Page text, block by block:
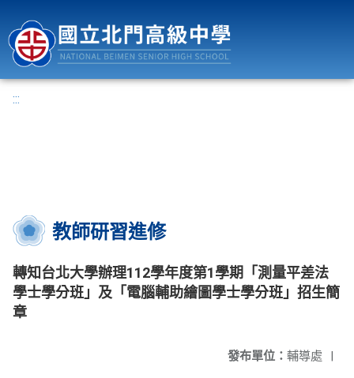
:::
教師研習進修
轉知台北大學辦理112學年度第1學期「測量平差法
學士學分班」及「電腦輔助繪圖學士學分班」招生簡
章
發布單位： 輔導處 |